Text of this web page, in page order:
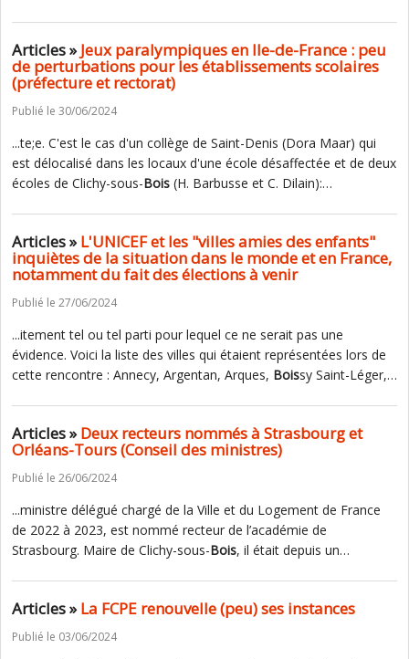
Articles »Jeux paralympiques en Ile-de-France : peu
de perturbations pour les établissements scolaires
(préfecture et rectorat)
Publié le 30/06/2024
...te;e. C'est le cas d'un collège de Saint-Denis (Dora Maar) qui
est délocalisé dans les locaux d'une école désaffectée et de deux
écoles de Clichy-sous-Bois (H. Barbusse et C. Dilain):…
Articles »L'UNICEF et les "villes amies des enfants"
inquiètes de la situation dans le monde et en France,
notamment du fait des élections à venir
Publié le 27/06/2024
...itement tel ou tel parti pour lequel ce ne serait pas une
évidence. Voici la liste des villes qui étaient représentées lors de
cette rencontre : Annecy, Argentan, Arques, Boissy Saint-Léger,…
Articles »Deux recteurs nommés à Strasbourg et
Orléans-Tours (Conseil des ministres)
Publié le 26/06/2024
...ministre délégué chargé de la Ville et du Logement de France
de 2022 à 2023, est nommé recteur de l’académie de
Strasbourg. Maire de Clichy-sous-Bois, il était depuis un…
Articles »La FCPE renouvelle (peu) ses instances
Publié le 03/06/2024